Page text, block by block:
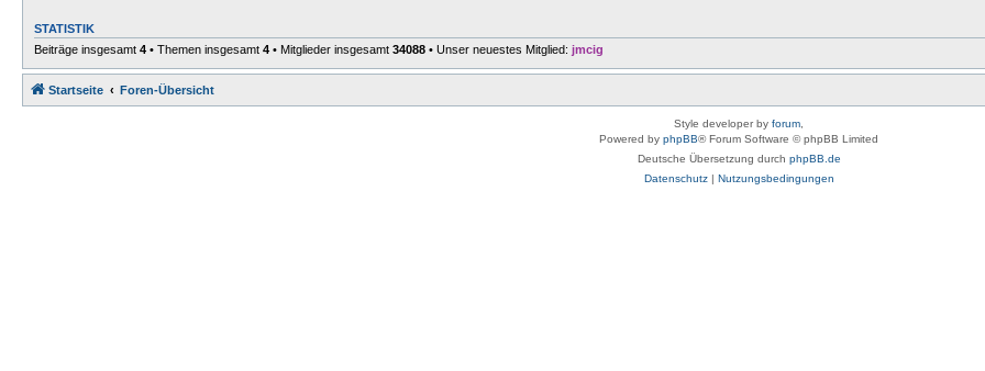
STATISTIK
Beiträge insgesamt 4 • Themen insgesamt 4 • Mitglieder insgesamt 34088 • Unser neuestes Mitglied: jmcig
Startseite Foren-Übersicht
Style developer by forum
Powered by phpBB® Forum Software © phpBB Limited
Deutsche Übersetzung durch phpBB.de
Datenschutz| Nutzungsbedingungen